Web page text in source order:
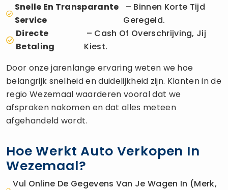
Snelle En Transparante
Service
– Binnen Korte Tijd
Geregeld.
Directe
Betaling
– Cash Of Overschrijving, Jij
Kiest.
Door onze jarenlange ervaring weten we hoe
belangrijk snelheid en duidelijkheid zijn. Klanten in de
regio Wezemaal waarderen vooral dat we
afspraken nakomen en dat alles meteen
afgehandeld wordt.
Hoe Werkt Auto Verkopen In
Wezemaal?
Vul Online De Gegevens Van Je Wagen In (merk,